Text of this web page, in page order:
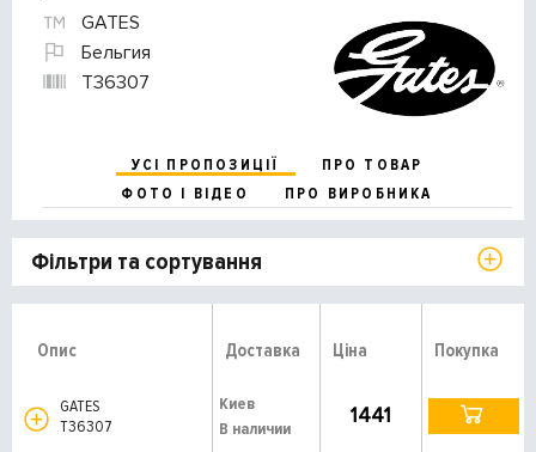
GATES
Бельгия
T36307
УСІ ПРОПОЗИЦІЇ
ПРО ТОВАР
ФОТО І ВІДЕО
ПРО ВИРОБНИКА
Фільтри та сортування
Опис Доставка Ціна Покупка
GATES
T36307
Киев
В наличии
1441